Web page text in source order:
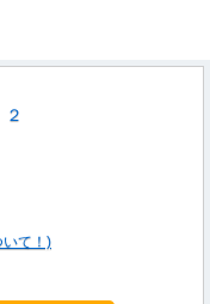
いて！)